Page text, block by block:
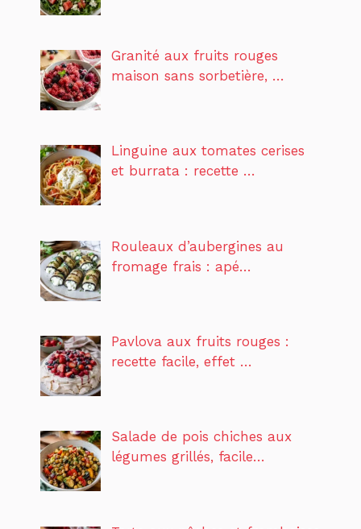
Granité aux fruits rouges
maison sans sorbetière, …
Linguine aux tomates cerises
et burrata : recette …
Rouleaux d’aubergines au
fromage frais : apé…
Pavlova aux fruits rouges :
recette facile, effet …
Salade de pois chiches aux
légumes grillés, facile…